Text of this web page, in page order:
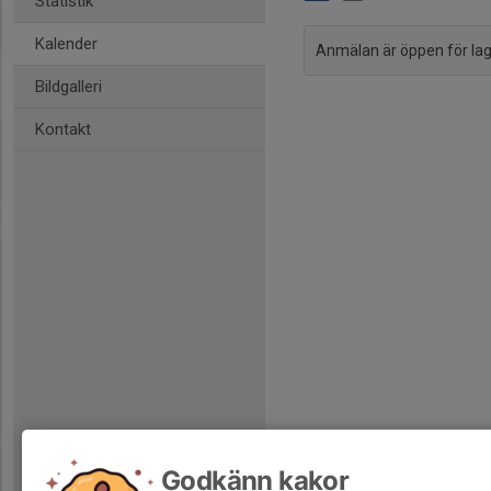
Kalender
Bildgalleri
Kontakt
Anmälan är öppen för
Godkänn kakor